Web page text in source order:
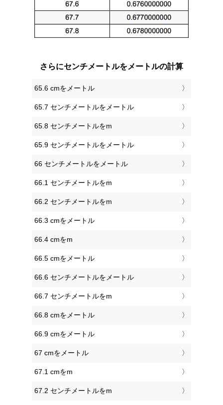
さらにセンチメートルをメートルの計算
65.6 cmをメートル
65.7 センチメートルをメートル
65.8 センチメートルをm
65.9 センチメートルをメートル
66 センチメートルをメートル
66.1 センチメートルをm
66.2 センチメートルをm
66.3 cmをメートル
66.4 cmをm
66.5 cmをメートル
66.6 センチメートルをメートル
66.7 センチメートルをm
66.8 cmをメートル
66.9 cmをメートル
67 cmをメートル
67.1 cmをm
67.2 センチメートルをm